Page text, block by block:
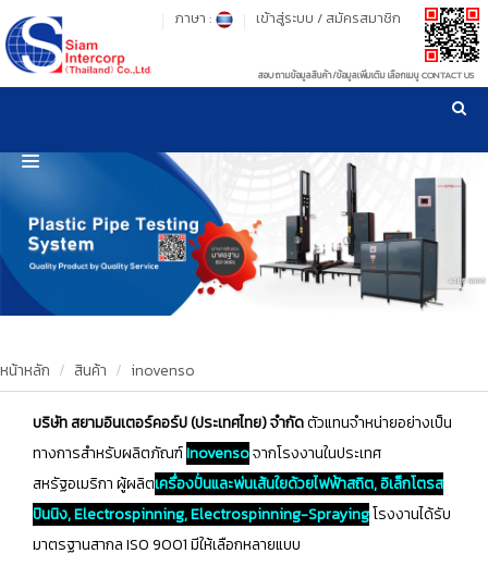
รู้ลึก รู้จริง เรื่องเครื่องมือทดสอบวัสดุ ! ยืน 1 เรื่องมาตรฐานการให้บริการ
เข้าสู่ระบบ / สมัครสมาชิก
ภาษา :
สอบถามข้อมูลสินค้า/ข้อมูลเพิ่มเติม เลือกเมนู CONTACT US
HOME
PRODUCT
OUR CLIENTS
OUR WORKS
CALIBRATION
CONTACT US
หน้าหลัก สินค้า inovenso
บริษัท สยามอินเตอร์คอร์ป (ประเทศไทย) จำกัดตัวแทนจำหน่ายอย่างเป็น
ทางการสำหรับผลิตภัณฑ์Inovensoจากโรงงานในประเทศ
สหรัฐอเมริกา ผู้ผลิตเครื่องปั่นและพ่นเส้นใยด้วยไฟฟ้าสถิต, อิเล็กโตรส
ปินนิง, Electrospinning, Electrospinning-Sprayingโรงงานได้รับ
มาตรฐานสากล ISO 9001 มีให้เลือกหลายแบบ